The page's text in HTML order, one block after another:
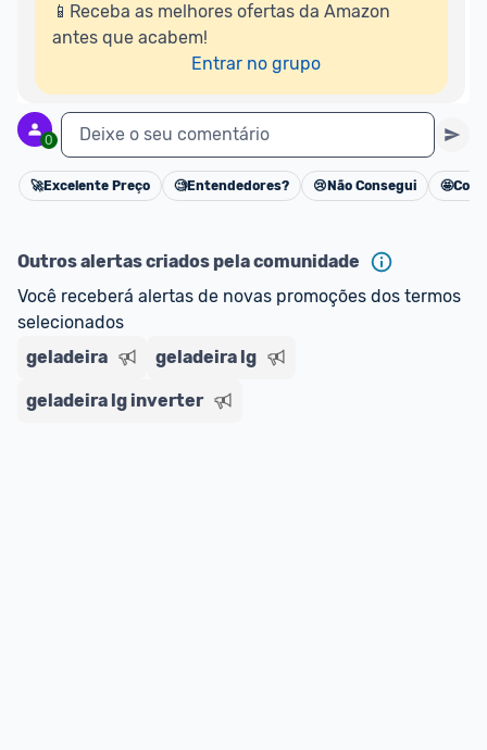
📱Receba as melhores ofertas da Amazon
antes que acabem!
Entrar no grupo
0 Deixe o seu comentário
Cancelar
🚀Excelente Preço 🧐Entendedores? 😢 Não Consegui 🤩
Outros alertas criados pela comunidade
Você receberá alertas de novas promoções dos termos
selecionados
geladeira
geladeira lg
geladeira lg inverter